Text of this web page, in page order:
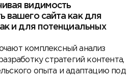
видимость
вашего сайта как для
и для потенциальных
комплексный анализ
стратегий контента,
опыта и адаптацию под